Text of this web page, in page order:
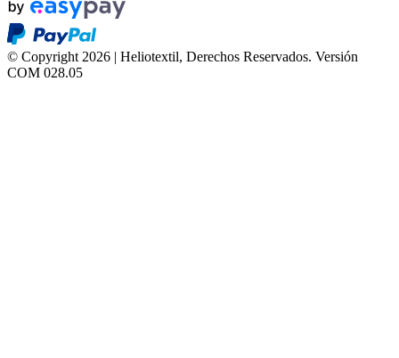
© Copyright 2026 | Heliotextil, Derechos Reservados. Versión
COM 028.05